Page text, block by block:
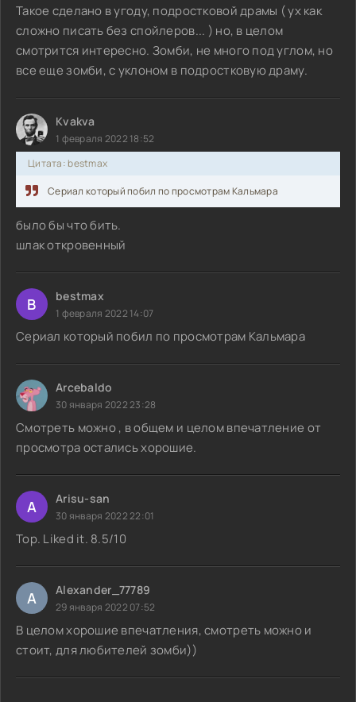
Такое сделано в угоду, подростковой драмы ( ух как
сложно писать без спойлеров... ) но, в целом
смотрится интересно. Зомби, не много под углом, но
все еще зомби, с уклоном в подростковую драму.
Kvakva
1 февраля 2022 18:52
Цитата: bestmax
Сериал который побил по просмотрам Кальмара
было бы что бить.
шлак откровенный
B bestmax
1 февраля 2022 14:07
Сериал который побил по просмотрам Кальмара
Arcebaldo
30 января 2022 23:28
Смотреть можно , в общем и целом впечатление от
просмотра остались хорошие.
A Arisu-san
30 января 2022 22:01
Top. Liked it. 8.5/10
A Alexander_77789
29 января 2022 07:52
В целом хорошие впечатления, смотреть можно и
стоит, для любителей зомби))